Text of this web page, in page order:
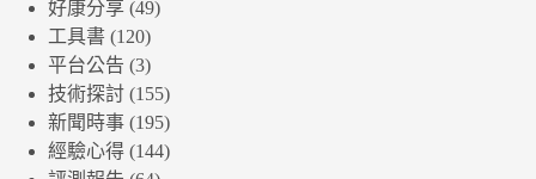
好康分享 (49)
工具書 (120)
平台公告 (3)
技術探討 (155)
新聞時事 (195)
經驗心得 (144)